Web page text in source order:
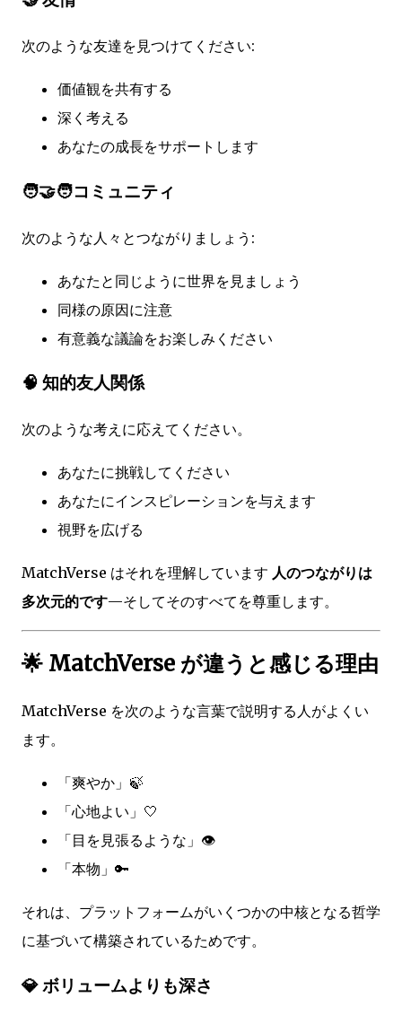
次のような友達を見つけてください:
価値観を共有する
深く考える
あなたの成長をサポートします
🧑‍🤝‍🧑コミュニティ
次のような人々とつながりましょう:
あなたと同じように世界を見ましょう
同様の原因に注意
有意義な議論をお楽しみください
🧠 知的友人関係
次のような考えに応えてください。
あなたに挑戦してください
あなたにインスピレーションを与えます
視野を広げる
MatchVerse はそれを理解しています 人のつながりは
多次元的です—そしてそのすべてを尊重します。
🌟 MatchVerse が違うと感じる理由
MatchVerse を次のような言葉で説明する人がよくい
ます。
「爽やか」🍃
「心地よい」🤍
「目を見張るような」👁️
「本物」🔑
それは、プラットフォームがいくつかの中核となる哲学
に基づいて構築されているためです。
💎 ボリュームよりも深さ